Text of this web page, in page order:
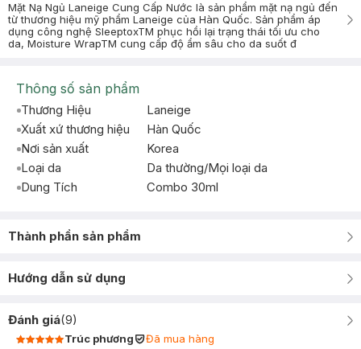
Mặt Nạ Ngủ Laneige Cung Cấp Nước là sản phẩm mặt nạ ngủ đến
từ thương hiệu mỹ phẩm Laneige của Hàn Quốc. Sản phẩm áp
dụng công nghệ SleeptoxTM phục hồi lại trạng thái tối ưu cho
da, Moisture WrapTM cung cấp độ ẩm sâu cho da suốt đ
Thông số sản phẩm
Thương Hiệu
Laneige
Xuất xứ thương hiệu
Hàn Quốc
Nơi sản xuất
Korea
Loại da
Da thường/Mọi loại da
Dung Tích
Combo 30ml
Thành phần sản phẩm
Hướng dẫn sử dụng
Đánh giá(9)
Trúc phương
Đã mua hàng